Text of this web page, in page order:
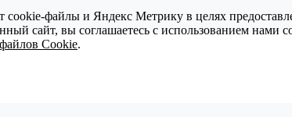
cookie-файлы и Яндекс Метрику в целях
сайт, вы соглашаетесь с использованием
Cookie.